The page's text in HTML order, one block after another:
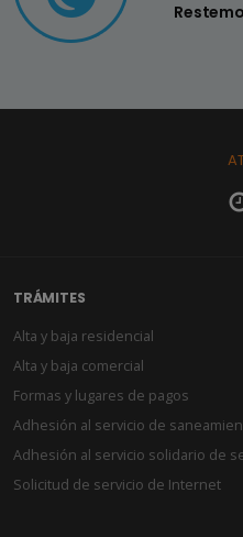
su hogar
TRÁMITES
Alta y baja residencial
Alta y baja comercial
Formas y lugares de pagos
Adhesión al servicio de
Adhesión al servicio solidario de
Solicitud de servicio de Internet